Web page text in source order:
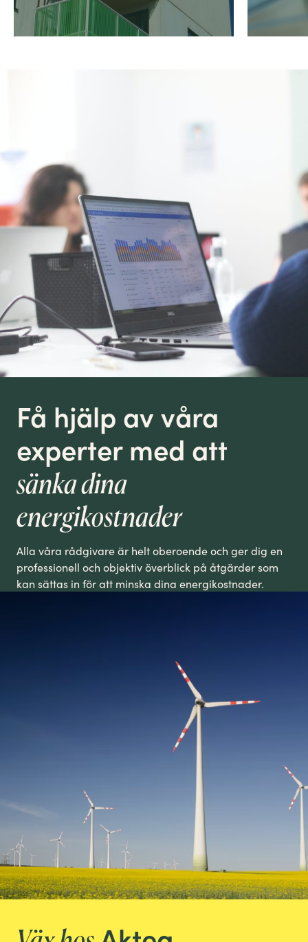
Få hjälp av våra
experter med att
sänka dina
energikostnader
Alla våra rådgivare är helt oberoende och ger dig en
professionell och objektiv överblick på åtgärder som
kan sättas in för att minska dina energikostnader.